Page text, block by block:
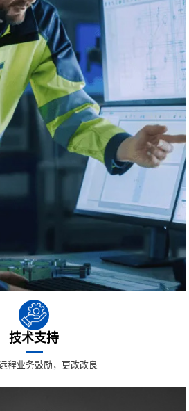
技术支持
程业务鼓励，更改改良